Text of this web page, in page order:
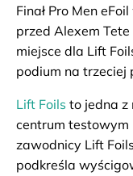
Finał Pro Men
przed Alexem
miejsce dla Lift
podium na trzeciej
Lift Foils to jedna z
centrum testowym
zawodnicy Lift
podkreśla